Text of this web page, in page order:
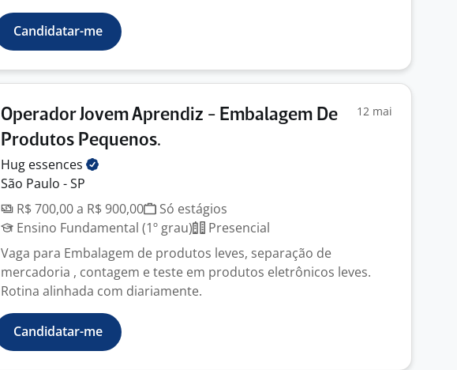
Candidatar-me
Operador Jovem Aprendiz - Embalagem De
Produtos Pequenos.
12 mai
Hug essences
São Paulo - SP
R$ 700,00 a R$ 900,00
Só estágios
Ensino Fundamental (1º grau)
Presencial
Vaga para Embalagem de produtos leves, separação de
mercadoria , contagem e teste em produtos eletrônicos leves.
Rotina alinhada com diariamente.
Candidatar-me